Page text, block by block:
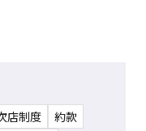
店制度
約款